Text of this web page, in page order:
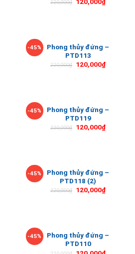
220,000₫
-45%
Phong thủy đứng –
PTD113
220,000₫ 120,000₫
-45%
Phong thủy đứng –
PTD119
220,000₫ 120,000₫
-45%
Phong thủy đứng –
PTD118 (2)
220,000₫ 120,000₫
-45%
Phong thủy đứng –
PTD110